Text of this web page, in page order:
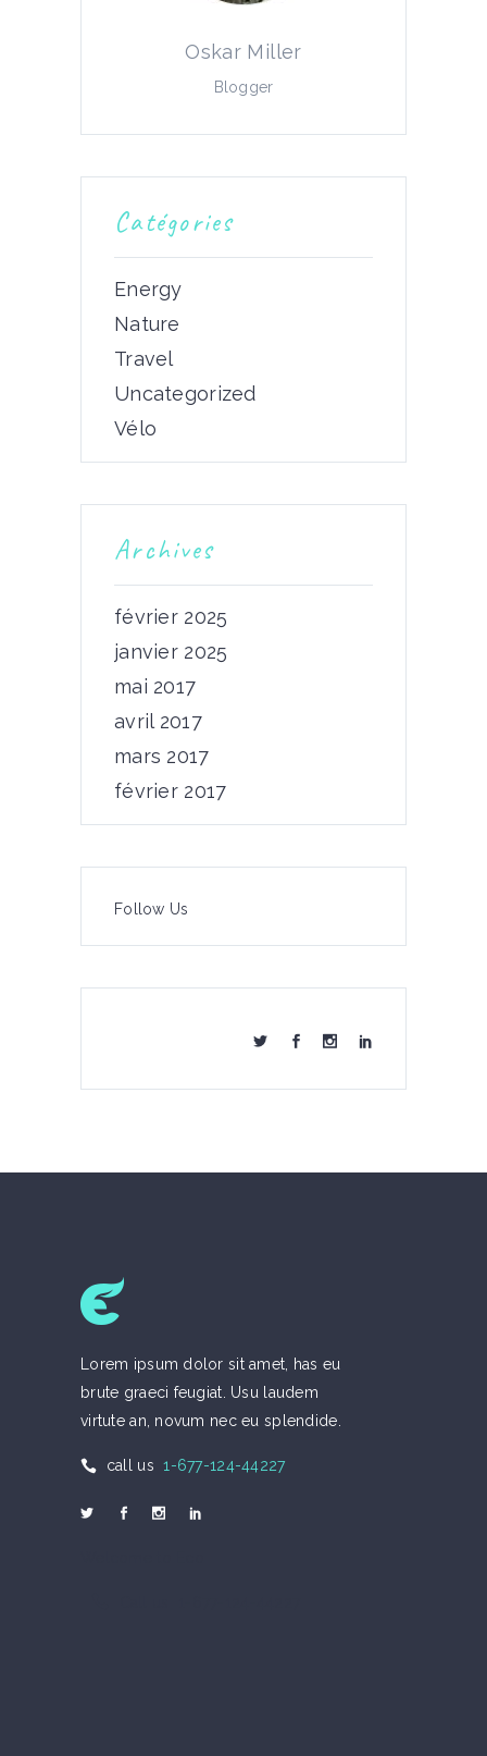
Oskar Miller
Blogger
Catégories
Energy
Nature
Travel
Uncategorized
Vélo
Archives
février 2025
janvier 2025
mai 2017
avril 2017
mars 2017
février 2017
Follow Us
Lorem ipsum dolor sit amet, has eu
brute graeci feugiat. Usu laudem
virtute an, novum nec eu splendide.
call us 1-677-124-44227